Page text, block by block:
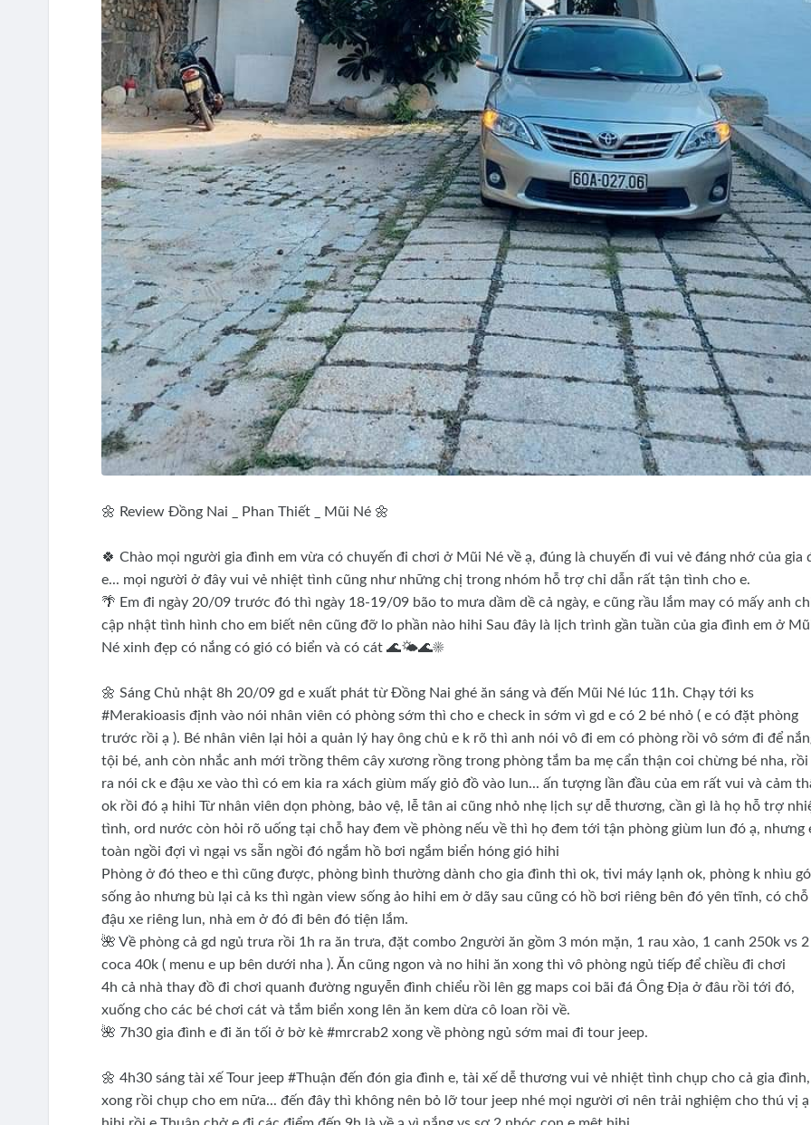
🌼 Review Đồng Nai _ Phan Thiết _ Mũi Né 🌼
🍀 Chào mọi người gia đình em vừa có chuyến đi chơi ở Mũi Né về ạ, đúng là chuyến đi vui vẻ đáng nhớ của gia
e... mọi người ở đây vui vẻ nhiệt tình cũng như những chị trong nhóm hỗ trợ chỉ dẫn rất tận tình cho e.
🌴 Em đi ngày 20/09 trước đó thì ngày 18-19/09 bão to mưa dầm dề cả ngày, e cũng rầu lắm may có mấy anh
cập nhật tình hình cho em biết nên cũng đỡ lo phần nào hihi Sau đây là lịch trình gần tuần của gia đình em ở
Né xinh đẹp có nắng có gió có biển và có cát 🌊🌤🌊☀️
🌼 Sáng Chủ nhật 8h 20/09 gd e xuất phát từ Đồng Nai ghé ăn sáng và đến Mũi Né lúc 11h. Chạy tới ks
#Merakioasis định vào nói nhân viên có phòng sớm thì cho e check in sớm vì gd e có 2 bé nhỏ ( e có đặt phòng
trước rồi ạ ). Bé nhân viên lại hỏi a quản lý hay ông chủ e k rõ thì anh nói vô đi em có phòng rồi vô sớm đi để
tội bé, anh còn nhắc anh mới trồng thêm cây xương rồng trong phòng tắm ba mẹ cẩn thận coi chừng bé nha, rồi
ra nói ck e đậu xe vào thì có em kia ra xách giùm mấy giỏ đồ vào lun... ấn tượng lần đầu của em rất vui và cảm
ok rồi đó ạ hihi Từ nhân viên dọn phòng, bảo vệ, lễ tân ai cũng nhỏ nhẹ lịch sự dễ thương, cần gì là họ hỗ trợ
tình, ord nước còn hỏi rõ uống tại chỗ hay đem về phòng nếu về thì họ đem tới tận phòng giùm lun đó ạ, nhưng
toàn ngồi đợi vì ngại vs sẵn ngồi đó ngắm hồ bơi ngắm biển hóng gió hihi
Phòng ở đó theo e thì cũng được, phòng bình thường dành cho gia đình thì ok, tivi máy lạnh ok, phòng k nhìu
sống ảo nhưng bù lại cả ks thì ngàn view sống ảo hihi em ở dãy sau cũng có hồ bơi riêng bên đó yên tĩnh, có chỗ
đậu xe riêng lun, nhà em ở đó đi bên đó tiện lắm.
🌺 Về phòng cả gd ngủ trưa rồi 1h ra ăn trưa, đặt combo 2người ăn gồm 3 món mặn, 1 rau xào, 1 canh 250k vs
coca 40k ( menu e up bên dưới nha ). Ăn cũng ngon và no hihi ăn xong thì vô phòng ngủ tiếp để chiều đi chơi
4h cả nhà thay đồ đi chơi quanh đường nguyễn đình chiểu rồi lên gg maps coi bãi đá Ông Địa ở đâu rồi tới đó,
xuống cho các bé chơi cát và tắm biển xong lên ăn kem dừa cô loan rồi về.
🌺 7h30 gia đình e đi ăn tối ở bờ kè #mrcrab2 xong về phòng ngủ sớm mai đi tour jeep.
🌼 4h30 sáng tài xế Tour jeep #Thuận đến đón gia đình e, tài xế dễ thương vui vẻ nhiệt tình chụp cho cả gia đình,
xong rồi chụp cho em nữa... đến đây thì không nên bỏ lỡ tour jeep nhé mọi người ơi nên trải nghiệm cho thú vị ạ